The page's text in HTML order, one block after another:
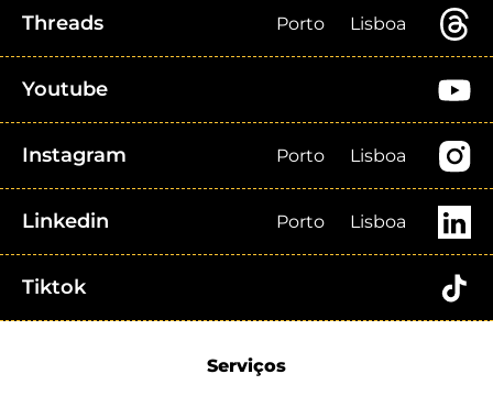
Threads Porto Lisboa
Youtube
Instagram Porto Lisboa
Linkedin Porto Lisboa
Tiktok
Serviços